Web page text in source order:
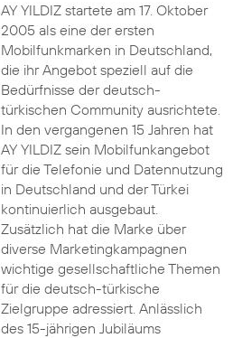
AY YILDIZ startete am 17. Oktober
2005 als eine der ersten
Mobilfunkmarken in Deutschland,
die ihr Angebot speziell auf die
Bedürfnisse der deutsch-
türkischen Community ausrichtete.
In den vergangenen 15 Jahren hat
AY YILDIZ sein Mobilfunkangebot
für die Telefonie und Datennutzung
in Deutschland und der Türkei
kontinuierlich ausgebaut.
Zusätzlich hat die Marke über
diverse Marketingkampagnen
wichtige gesellschaftliche Themen
für die deutsch-türkische
Zielgruppe adressiert. Anlässlich
des 15-jährigen Jubiläums